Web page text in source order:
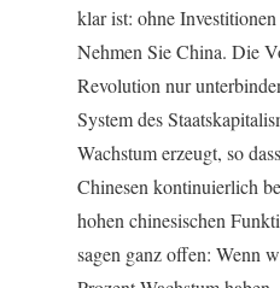
klar ist: ohne
Nehmen Sie China. Die
Revolution nur
System des
Wachstum erzeugt, so
Chinesen kontinuierlich
hohen chinesischen
sagen ganz offen: Wenn